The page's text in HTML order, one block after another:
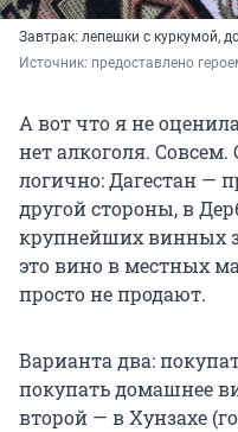
Завтрак: лепешки с куркумой,
Источник: предоставлено
А вот что я не
нет алкоголя.
логично: Дагестан —
другой стороны, в
крупнейших винных
это вино в местных
просто не продают.
Варианта два:
покупать домашнее
второй — в Хунзахе